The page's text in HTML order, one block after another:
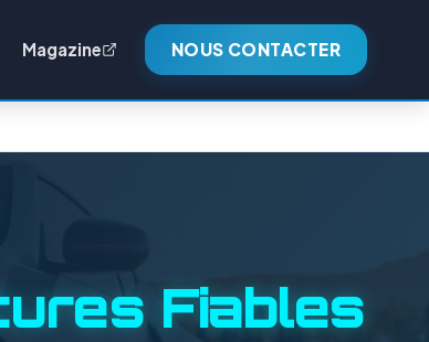
Magazine NOUS CONTACTER
Fiables